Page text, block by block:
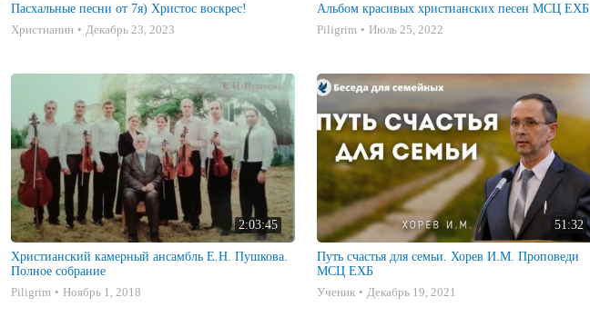
Пасхальные песни от 7я) Христос воскрес!
Христианин
Декабрь 23, 2023
Альбом красивых христианских песен МСЦ ЕХБ
Piligrim
Июль 25, 2022
2:03:45
Христианский камерный ансамбль Е.Н. Пушкова.
Полное собрание
Piligrim
Ноябрь 1, 2018
51:32
Путь счастья для семьи. Хорев И.М. Проповеди
МСЦ ЕХБ
Ученик
Декабрь 19, 2021